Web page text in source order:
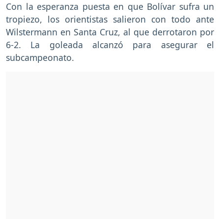
Con la esperanza puesta en que Bolívar sufra un
tropiezo, los orientistas salieron con todo ante
Wilstermann en Santa Cruz, al que derrotaron por
6-2. La goleada alcanzó para asegurar el
subcampeonato.